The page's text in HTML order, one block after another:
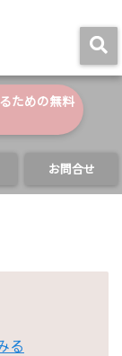
ための無料
お問合せ
る